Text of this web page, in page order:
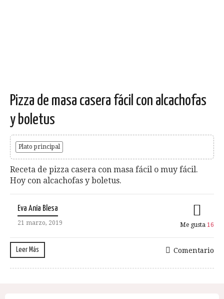
Pizza de masa casera fácil con alcachofas
y boletus
Plato principal
Receta de pizza casera con masa fácil o muy fácil.
Hoy con alcachofas y boletus.
Eva Anía Blesa
21 marzo, 2019 Me gusta 16
Leer Más Comentario